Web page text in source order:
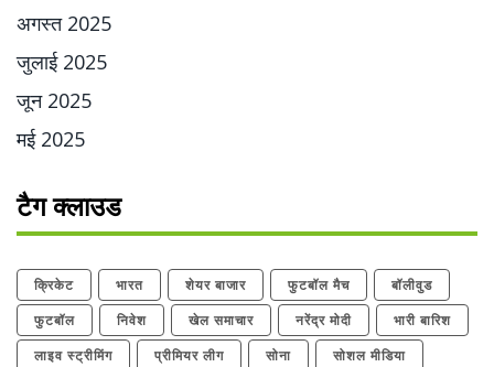
अगस्त 2025
जुलाई 2025
जून 2025
मई 2025
टैग क्लाउड
क्रिकेट भारत शेयर बाजार फुटबॉल मैच
बॉलीवुड
फुटबॉल
निवेश खेल समाचार नरेंद्र मोदी
भारी बारिश
लाइव स्ट्रीमिंग
प्रीमियर लीग सोना
सोशल मीडिया